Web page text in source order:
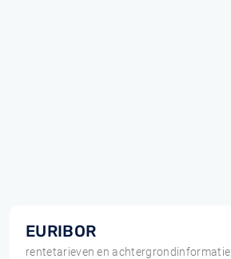
EURIBOR
rentetarieven en achtergrondinformatie